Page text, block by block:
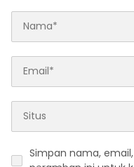
Simpan nama,